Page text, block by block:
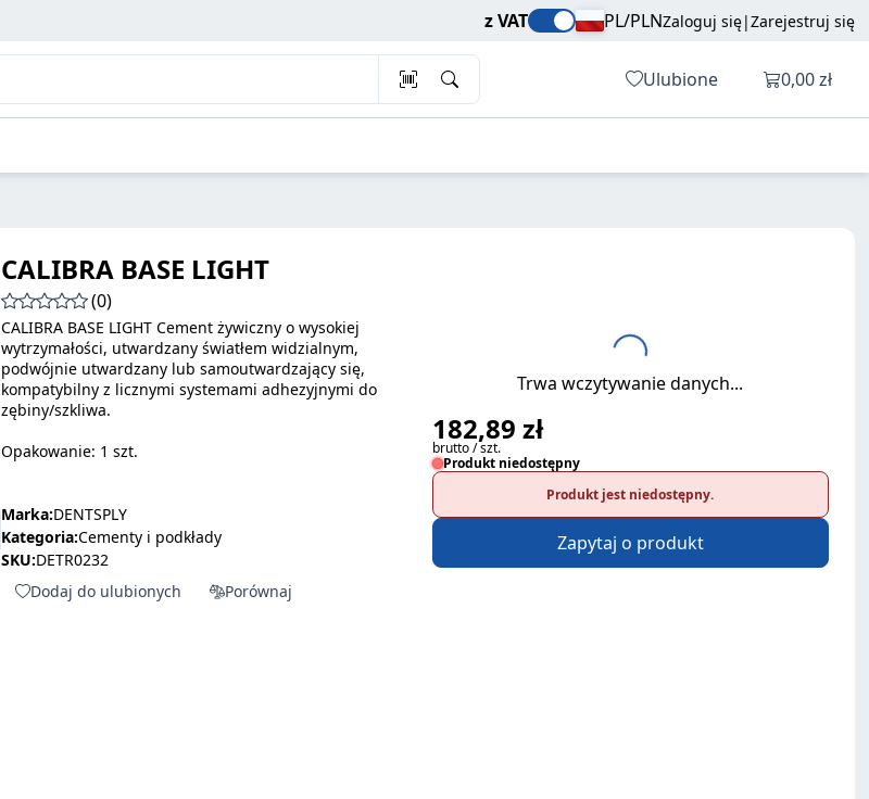
z VAT PL/PLNZaloguj się|Zarejestruj się
Ulubione Otwórz
0,00 zł
brutto / szt. Dodaj do koszyka
CALIBRA BASE LIGHT
(0)
CALIBRA BASE LIGHT Cement żywiczny o wysokiej
wytrzymałości, utwardzany światłem widzialnym,
podwójnie utwardzany lub samoutwardzający się,
kompatybilny z licznymi systemami adhezyjnymi do
zębiny/szkliwa.
Opakowanie: 1 szt.
Marka:DENTSPLY
Kategoria:Cementy i podkłady
SKU:DETR0232
Dodaj do ulubionych
Porównaj
Trwa wczytywanie danych...
182,89 zł
brutto / szt.
Produkt niedostępny
Produkt jest niedostępny.
Zapytaj o produkt